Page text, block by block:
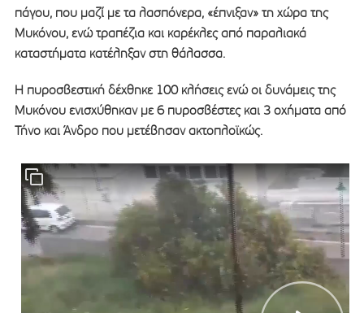
πάγου, που μαζί με τα λασπόνερα, «έπνιξαν» τη χώρα της
Μυκόνου, ενώ τραπέζια και καρέκλες από παραλιακά
καταστήματα κατέληξαν στη θάλασσα.
Η πυροσβεστική δέχθηκε 100 κλήσεις ενώ οι δυνάμεις της
Μυκόνου ενισχύθηκαν με 6 πυροσβέστες και 3 οχήματα από
Τήνο και Άνδρο που μετέβησαν ακτοπλοϊκώς.